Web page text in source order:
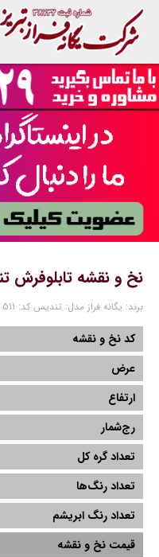
نخ و نقشه تابلوفرش
برند: یگانه فراز مدل: تندیس کد: 511
کد نخ و نقشه
عرض
ارتفاع
رج‌شمار
تعداد گره کل
تعداد رنگ‌ها
تعداد رنگ ابریشم
قیمت نخ و نقشه